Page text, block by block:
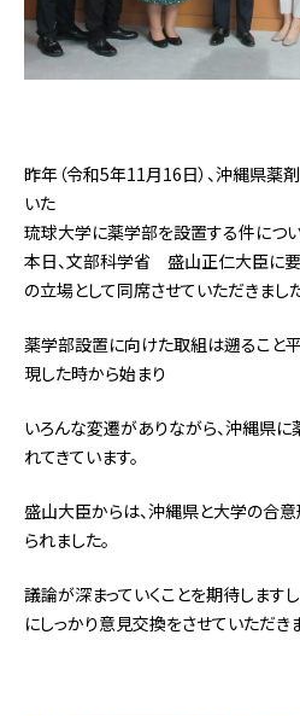
昨年（令和5年11月16日）、沖縄県薬
いた
琉球大学に薬学部を設置する件につ
本日、文部科学省 盛山正仁大臣に
の立場として同席させていただきました
薬学部設置に向けた取組は遡ること
現した時から始まり
いろんな変遷がありながら、沖縄県
れてきています。
盛山大臣からは、沖縄県と大学の合
られました。
議論が深まっていくことを期待します
にしっかり意見交換をさせていただきま